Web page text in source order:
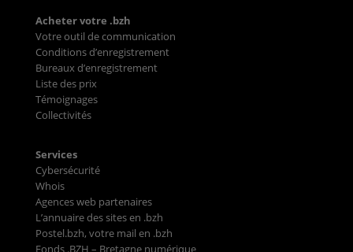
Acheter votre .bzh
Votre outil de communication
Conditions d’enregistrement
Bureaux d’enregistrement
Liste des prix
Témoignages
Collectivités
Services
Cybersécurité
Whois
Agences web partenaires
L’annuaire des sites en .bzh
Postel.bzh, votre mail en .bzh
Fonds .BZH – Bretagne numérique